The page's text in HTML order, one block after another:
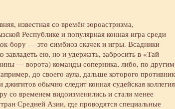
известная со времён зороастризма,
Республике и популярная конная игра среди
бору — это симбиоз скачек и игры. Всадники
ею, но и удержать, забросить в «Тай
— ворота) команды соперника, либо, по другим
до своего аула, дальше которого
обычно следит конная судейская
со временем видоизменились и стали менее
Средней Азии, где проводятся специальные